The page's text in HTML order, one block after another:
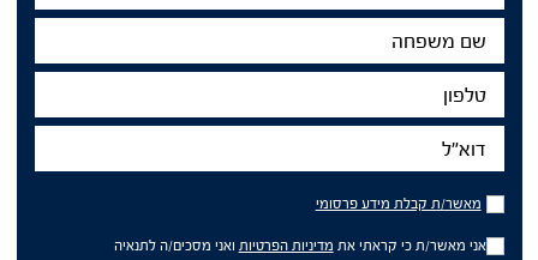
שם
משפחה
טלפון
דוא"ל
מאשר/ת
קבלת
מידע
פרסומי
מאשר/ת קבלת מידע פרסומי
אני מאשר/ת כי קראתי את מדיניות הפרטיות ואני מסכים/ה לתנאיה